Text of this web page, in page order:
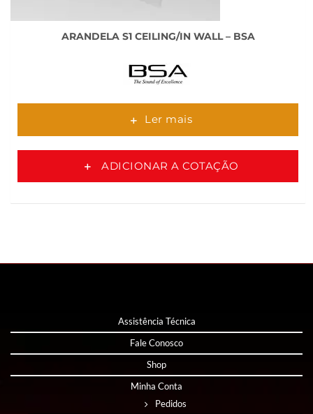
ARANDELA S1 CEILING/IN WALL – BSA
Ler mais
ADICIONAR A COTAÇÃO
Assistência Técnica
Fale Conosco
Shop
Minha Conta
Pedidos